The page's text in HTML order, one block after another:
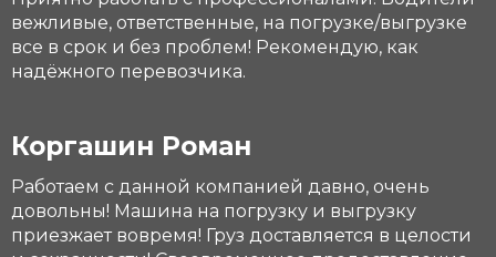
вежливые, ответственные, на погрузке/выгрузке
все в срок и без проблем! Рекомендую, как
надёжного перевозчика.
Коргашин Роман
Работаем с данной компанией давно, очень
довольны! Машина на погрузку и выгрузку
приезжает вовремя! Груз доставляется в целости